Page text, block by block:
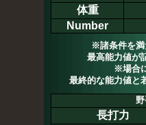
体重
Number
※諸条件を満
最高能力値が
※場合
最終的な能力値と
長打力